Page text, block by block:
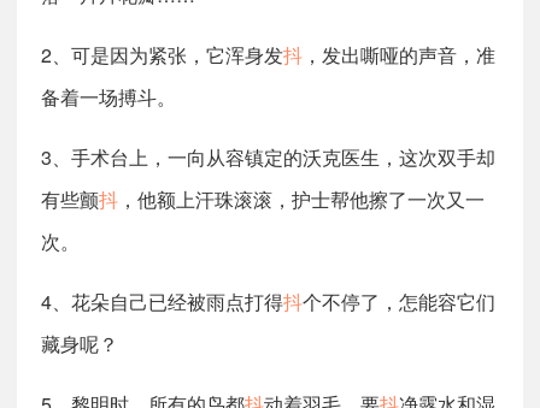
2、可是因为紧张，它浑身发抖 ，发出嘶哑的声音，准
备着一场搏斗。
3、手术台上，一向从容镇定的沃克医生，这次双手却
有些颤抖 ，他额上汗珠滚滚，护士帮他擦了一次又一
次。
4、花朵自己已经被雨点打得抖个不停了，怎能容它们
藏身呢？